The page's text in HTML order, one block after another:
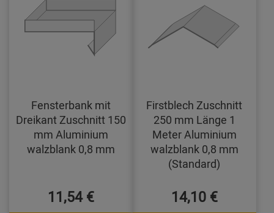
Fensterbank mit
Dreikant Zuschnitt 150
mm Aluminium
walzblank 0,8 mm
11,54 €
Firstblech Zuschnitt
250 mm Länge 1
Meter Aluminium
walzblank 0,8 mm
(Standard)
14,10 €